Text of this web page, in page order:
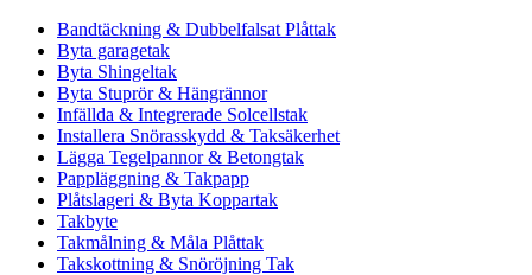
Bandtäckning & Dubbelfalsat Plåttak
Byta garagetak
Byta Shingeltak
Byta Stuprör & Hängrännor
Infällda & Integrerade Solcellstak
Installera Snörasskydd & Taksäkerhet
Lägga Tegelpannor & Betongtak
Pappläggning & Takpapp
Plåtslageri & Byta Koppartak
Takbyte
Takmålning & Måla Plåttak
Takskottning & Snöröjning Tak